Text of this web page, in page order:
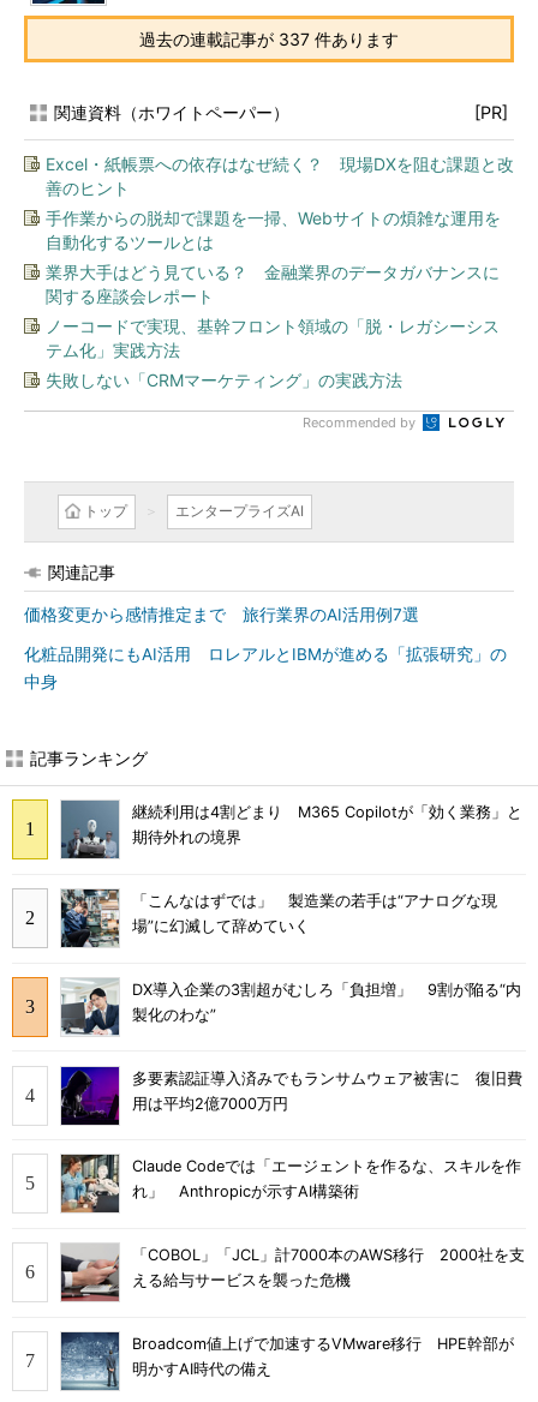
過去の連載記事が 337 件あります
関連資料（ホワイトペーパー） [PR]
Excel・紙帳票への依存はなぜ続く？ 現場DXを阻む課題と改
善のヒント
手作業からの脱却で課題を一掃、Webサイトの煩雑な運用を
自動化するツールとは
業界大手はどう見ている？ 金融業界のデータガバナンスに
関する座談会レポート
ノーコードで実現、基幹フロント領域の「脱・レガシーシス
テム化」実践方法
失敗しない「CRMマーケティング」の実践方法
Recommended by
トップ エンタープライズAI
関連記事
価格変更から感情推定まで 旅行業界のAI活用例7選
化粧品開発にもAI活用 ロレアルとIBMが進める「拡張研究」の
中身
記事ランキング
継続利用は4割どまり M365 Copilotが「効く業務」と
期待外れの境界
「こんなはずでは」 製造業の若手は“アナログな現
場”に幻滅して辞めていく
DX導入企業の3割超がむしろ「負担増」 9割が陥る“内
製化のわな”
多要素認証導入済みでもランサムウェア被害に 復旧費
用は平均2億7000万円
Claude Codeでは「エージェントを作るな、スキルを作
れ」 Anthropicが示すAI構築術
「COBOL」「JCL」計7000本のAWS移行 2000社を支
える給与サービスを襲った危機
Broadcom値上げで加速するVMware移行 HPE幹部が
明かすAI時代の備え